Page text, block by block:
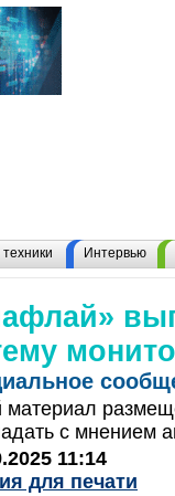
Интервью
с мнением
11:14
для печати